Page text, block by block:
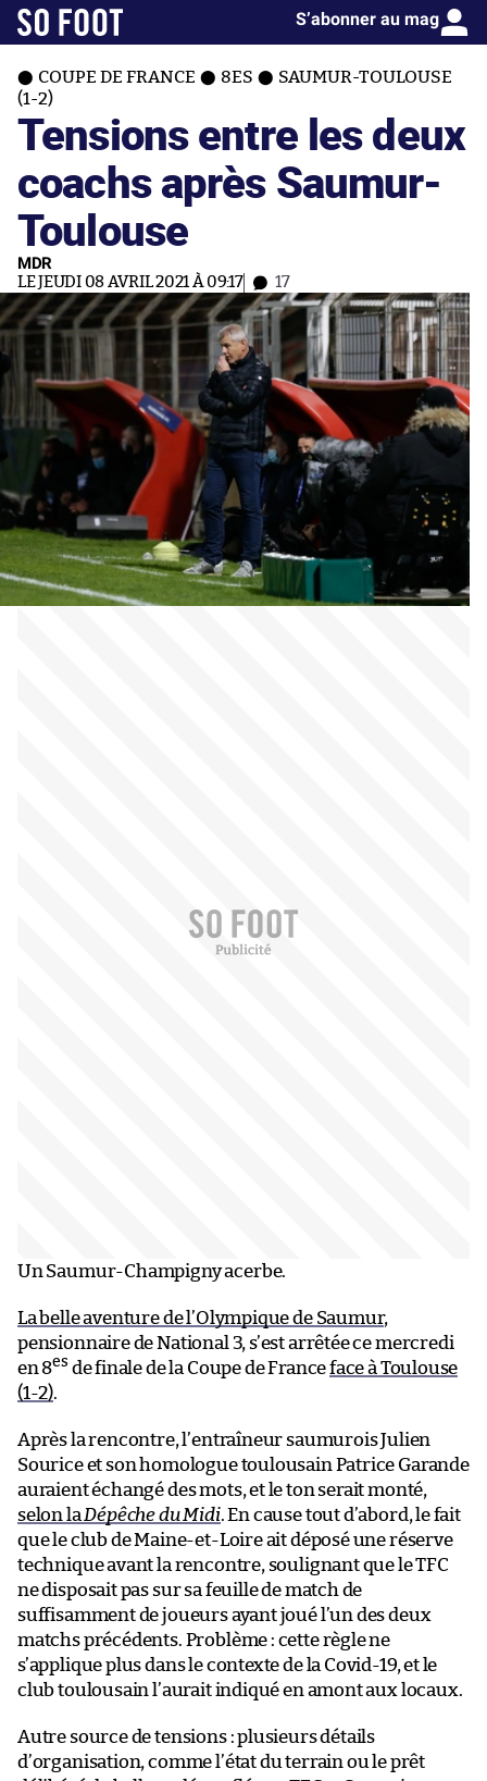
S’abonner au mag
COUPE DE FRANCE 8ES
SAUMUR-TOULOUSE
(1-2)
Tensions entre les deux
coachs après Saumur-
Toulouse
MDR
LE JEUDI 08 AVRIL 2021 À 09:17 17
Un Saumur-Champigny acerbe.
La belle aventure de l’Olympique de Saumur,
pensionnaire de National 3, s’est arrêtée ce mercredi
en 8es de finale de la Coupe de Franceface à Toulouse
(1-2).
Après la rencontre, l’entraîneur saumurois Julien
Sourice et son homologue toulousain Patrice Garande
auraient échangé des mots, et le ton serait monté,
selon la Dépêche du Midi. En cause tout d’abord, le fait
que le club de Maine-et-Loire ait déposé une réserve
technique avant la rencontre, soulignant que le TFC
ne disposait pas sur sa feuille de match de
suffisamment de joueurs ayant joué l’un des deux
matchs précédents. Problème : cette règle ne
s’applique plus dans le contexte de la Covid-19, et le
club toulousain l’aurait indiqué en amont aux locaux.
Autre source de tensions : plusieurs détails
d’organisation, comme l’état du terrain ou le prêt